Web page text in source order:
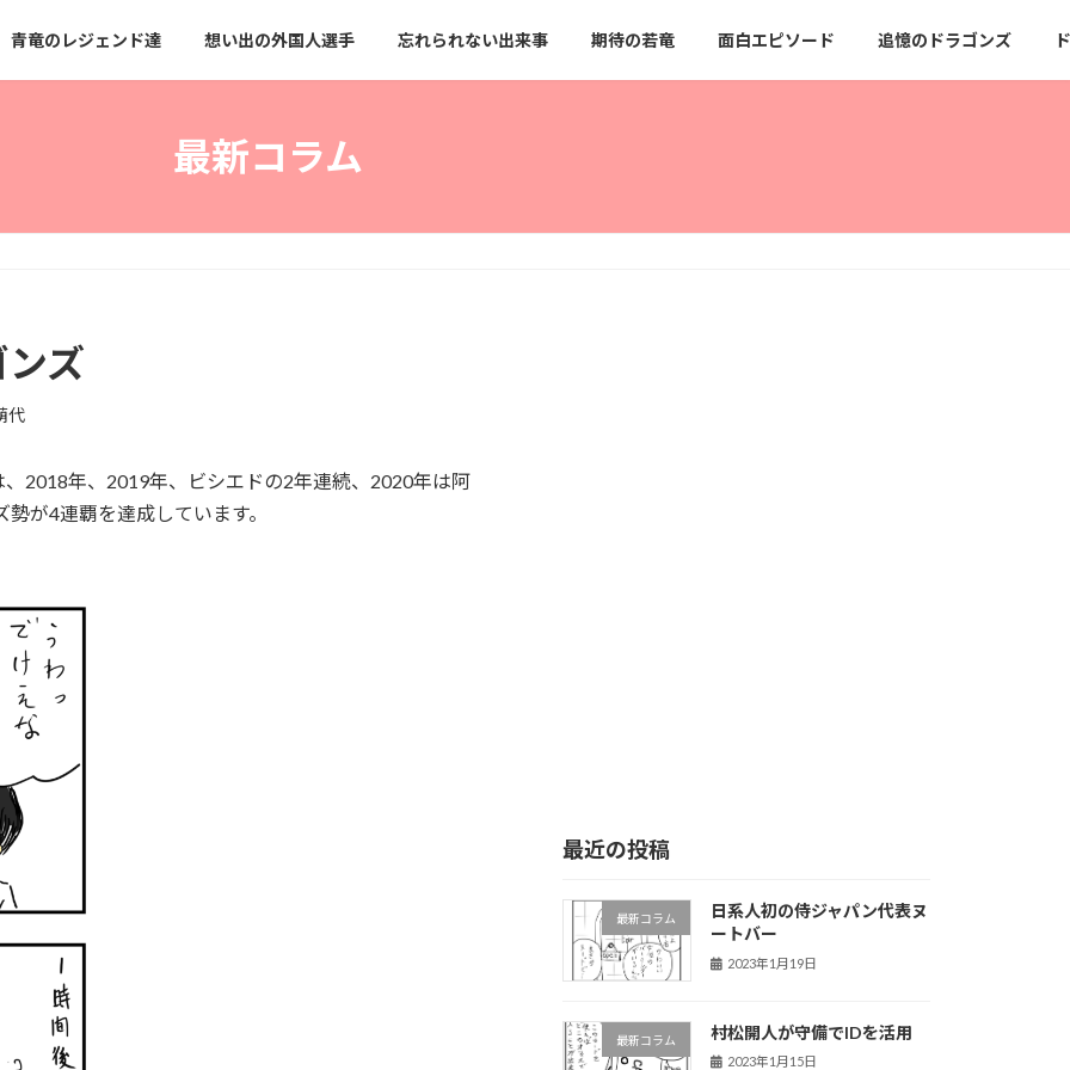
青竜のレジェンド達 想い出の外国人選手 忘れられない出来事 期待の若竜 面白エピソード 追憶のドラゴンズ
最新コラム
ズ
代
2018年、2019年、ビシエドの2年連続、2020年は阿
が4連覇を達成しています。
最近の投稿
最新コラム
日系人初の侍ジャパン代表ヌ
ートバー
2023年1月19日
最新コラム 村松開人が守備でIDを活用
2023年1月15日